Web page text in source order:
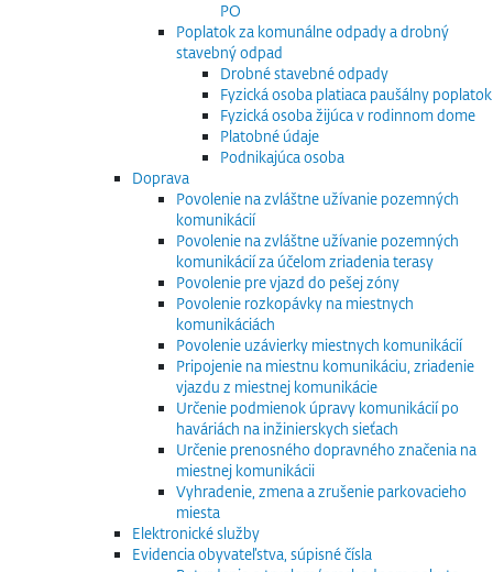
PO
Poplatok za komunálne odpady a drobný
stavebný odpad
Drobné stavebné odpady
Fyzická osoba platiaca paušálny poplatok
Fyzická osoba žijúca v rodinnom dome
Platobné údaje
Podnikajúca osoba
Doprava
Povolenie na zvláštne užívanie pozemných
komunikácií
Povolenie na zvláštne užívanie pozemných
komunikácií za účelom zriadenia terasy
Povolenie pre vjazd do pešej zóny
Povolenie rozkopávky na miestnych
komunikáciách
Povolenie uzávierky miestnych komunikácií
Pripojenie na miestnu komunikáciu, zriadenie
vjazdu z miestnej komunikácie
Určenie podmienok úpravy komunikácií po
haváriách na inžinierskych sieťach
Určenie prenosného dopravného značenia na
miestnej komunikácii
Vyhradenie, zmena a zrušenie parkovacieho
miesta
Elektronické služby
Evidencia obyvateľstva, súpisné čísla